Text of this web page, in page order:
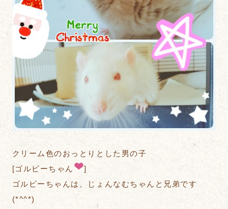
クリーム色のおっとりとした男の子
[ゴルビーちゃん
]
ゴルビーちゃんは、じょんなむちゃんと兄弟です
(*^^*)